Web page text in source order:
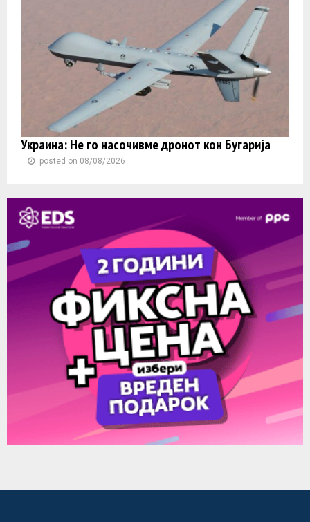
Украина: Не го насочивме дронот кон Бугарија
posted on 08/08/2026